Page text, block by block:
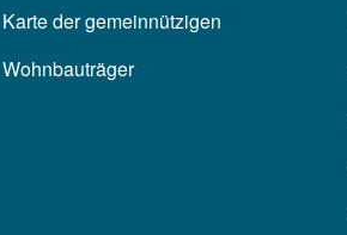
Karte der gemeinnützigen
Wohnbauträger